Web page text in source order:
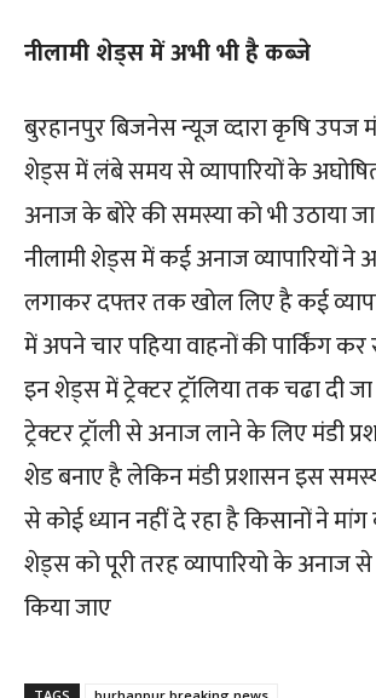
नीलामी शेड्स में अभी भी है कब्जे
बुरहानपुर बिजनेस न्यूज व्दारा कृषि उपज
शेड्स में लंबे समय से व्यापारियों के
अनाज के बोरे की समस्या को भी उठाया
नीलामी शेड्स में कई अनाज व्यापारियों ने
लगाकर दफ्तर तक खोल लिए है कई
में अपने चार पहिया वाहनों की पार्किंग
इन शेड्स में ट्रेक्टर ट्रॉलिया तक चढा दी
ट्रेक्टर ट्रॉली से अनाज लाने के लिए मंडी
शेड बनाए है लेकिन मंडी प्रशासन इस
से कोई ध्यान नहीं दे रहा है किसानों ने
शेड्स को पूरी तरह व्यापारियो के अनाज
किया जाए